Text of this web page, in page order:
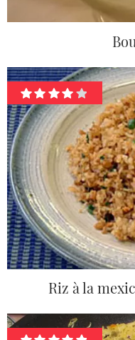
Riz à la